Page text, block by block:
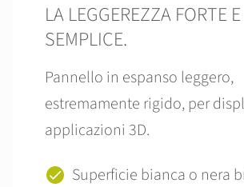
LA LEGGEREZZA FORTE E
SEMPLICE.
Pannello in espanso leggero,
estremamente rigido, per
applicazioni 3D.
Superficie bianca o nera